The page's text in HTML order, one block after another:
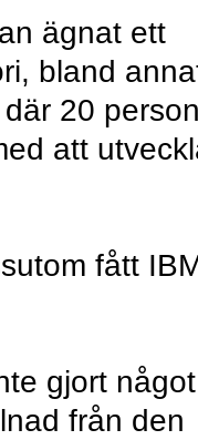
ägnat ett
bland
20
att
fått
gjort något
från den